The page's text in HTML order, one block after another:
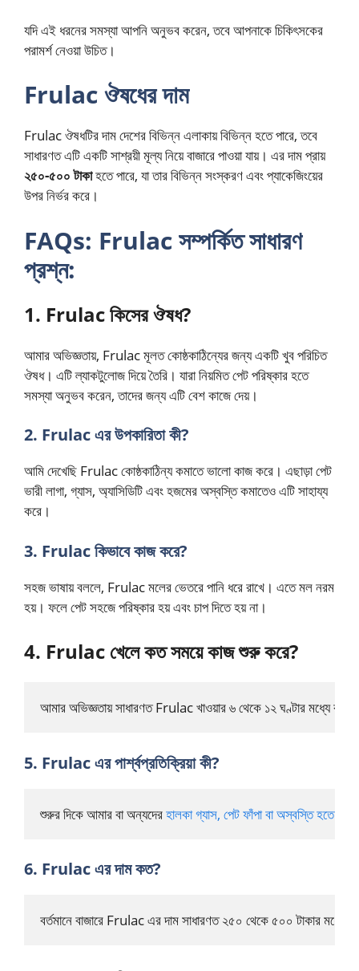
যদি এই ধরনের সমস্যা আপনি অনুভব করেন, তবে আপনাকে চিকিৎসকের
পরামর্শ নেওয়া উচিত।
Frulac ঔষধের দাম
Frulac ঔষধটির দাম দেশের বিভিন্ন এলাকায় বিভিন্ন হতে পারে, তবে
সাধারণত এটি একটি সাশ্রয়ী মূল্য নিয়ে বাজারে পাওয়া যায়। এর দাম প্রায়
২৫০-৫০০ টাকাহতে পারে, যা তার বিভিন্ন সংস্করণ এবং প্যাকেজিংয়ের
উপর নির্ভর করে।
FAQs: Frulac সম্পর্কিত সাধারণ
প্রশ্ন:
1. Frulac কিসের ঔষধ?
আমার অভিজ্ঞতায়, Frulac মূলত কোষ্ঠকাঠিন্যের জন্য একটি খুব পরিচিত
ঔষধ। এটি ল্যাকটুলোজ দিয়ে তৈরি। যারা নিয়মিত পেট পরিষ্কার হতে
সমস্যা অনুভব করেন, তাদের জন্য এটি বেশ কাজে দেয়।
2. Frulac এর উপকারিতা কী?
আমি দেখেছি Frulac কোষ্ঠকাঠিন্য কমাতে ভালো কাজ করে। এছাড়া পেট
ভারী লাগা, গ্যাস, অ্যাসিডিটি এবং হজমের অস্বস্তি কমাতেও এটি সাহায্য
করে।
3. Frulac কিভাবে কাজ করে?
সহজ ভাষায় বললে, Frulac মলের ভেতরে পানি ধরে রাখে। এতে মল নরম
হয়। ফলে পেট সহজে পরিষ্কার হয় এবং চাপ দিতে হয় না।
4. Frulac খেলে কত সময়ে কাজ শুরু করে?
আমার অভিজ্ঞতায় সাধারণত Frulac খাওয়ার ৬ থেকে ১২ ঘণ্টার মধ্যে
5. Frulac এর পার্শ্বপ্রতিক্রিয়া কী?
শুরুর দিকে আমার বা অন্যদের হালকা গ্যাস, পেট ফাঁপা বা অস্বস্তি হতে
6. Frulac এর দাম কত?
বর্তমানে বাজারে Frulac এর দাম সাধারণত ২৫০ থেকে ৫০০ টাকার মধ্যে